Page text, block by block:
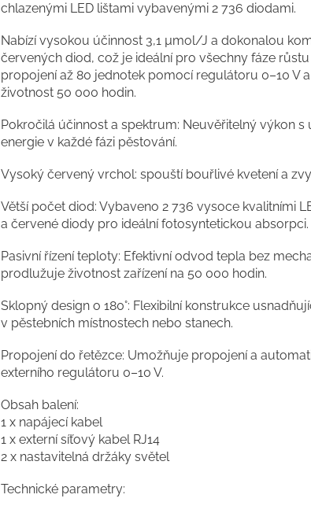
chlazenými LED lištami vybavenými 2 736 diodami.
Nabízí vysokou účinnost 3,1 µmol/J a dokonalou
červených diod, což je ideální pro všechny fáze
propojení až 80 jednotek pomocí regulátoru 0–10 V
životnost 50 000 hodin.
Pokročilá účinnost a spektrum: Neuvěřitelný výkon
energie v každé fázi pěstování.
Vysoký červený vrchol: spouští bouřlivé kvetení a
Větší počet diod: Vybaveno 2 736 vysoce kvalitními
a červené diody pro ideální fotosyntetickou absorpci.
Pasivní řízení teploty: Efektivní odvod tepla bez
prodlužuje životnost zařízení na 50 000 hodin.
Sklopný design o 180°: Flexibilní konstrukce
v pěstebních místnostech nebo stanech.
Propojení do řetězce: Umožňuje propojení a
externího regulátoru 0–10 V.
Obsah balení:
1 x napájecí kabel
1 x externí síťový kabel RJ14
2 x nastavitelná držáky světel
Technické parametry: